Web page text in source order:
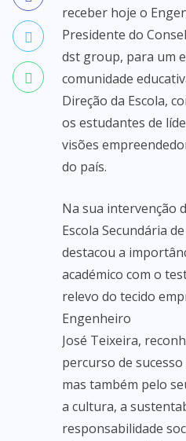
receber hoje o
Presidente do
dst group, para um
comunidade
Direção da Escola,
os estudantes de
visões
do país.
Na sua intervenção
Escola Secundária
destacou a
académico com o
relevo do tecido
Engenheiro
José Teixeira,
percurso de
mas também pelo
a cultura, a
responsabilidade